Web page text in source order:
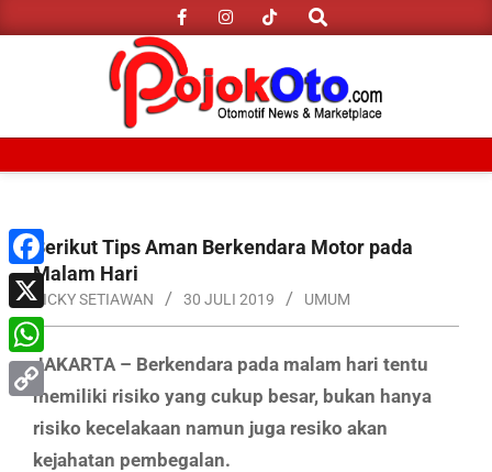
to
Search
MenuBerikut Tips Aman Berkendara Motor pada
Malam Hari
RICKY SETIAWAN 30 JULI 2019 UMUM
JAKARTA – Berkendara pada malam hari tentu
memiliki risiko yang cukup besar, bukan hanya
risiko kecelakaan namun juga resiko akan
kejahatan pembegalan.
Facebook
X
WhatsApp
Link